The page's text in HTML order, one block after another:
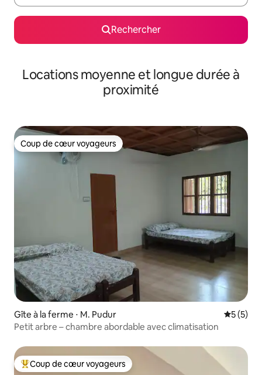
Rechercher
Locations moyenne et longue durée à
proximité
Coup de cœur voyageurs
Coup de cœur voyageurs
Gîte à la ferme ⋅ M. Pudur
5 (5)
Petit arbre – chambre abordable avec climatisation
Coups de cœur voyageurs les plus appréciés
Coup de cœur voyageurs